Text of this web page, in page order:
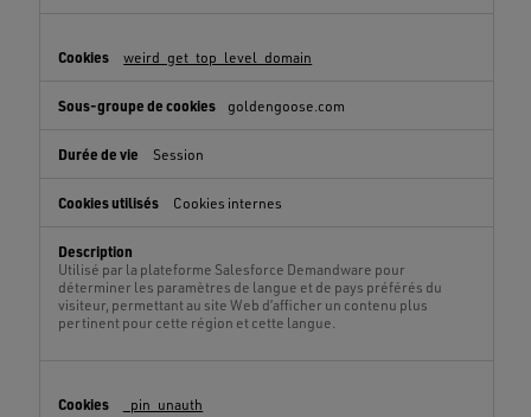
weird_get_top_level_domain
goldengoose.com
Session
Cookies internes
Utilisé par la plateforme Salesforce Demandware pour
déterminer les paramètres de langue et de pays préférés du
visiteur, permettant au site Web d’afficher un contenu plus
pertinent pour cette région et cette langue.
_pin_unauth